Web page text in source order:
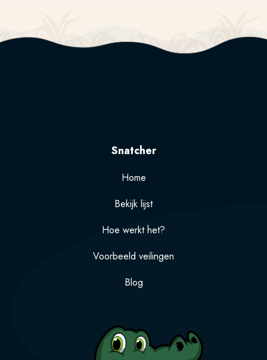
Snatcher
Home
Bekijk lijst
Hoe werkt het?
Voorbeeld veilingen
Blog